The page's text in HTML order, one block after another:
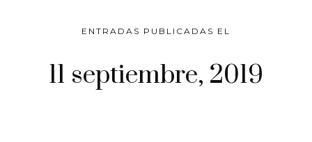
ENTRADAS PUBLICADAS EL
11 septiembre, 2019